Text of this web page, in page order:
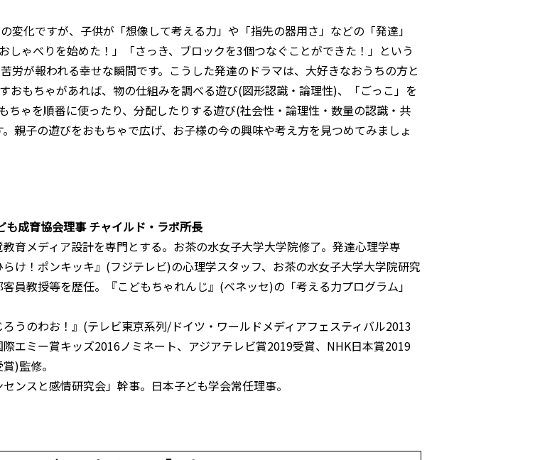
化ですが、子供が「想像して考える力」や「指先の器用さ」などの「発達」
ゃべりを始めた！」「さっき、ブロックを3個つなぐことができた！」という
労が報われる幸せな瞬間です。こうした発達のドラマは、大好きなおうちの方と
おもちゃがあれば、物の仕組みを調べる遊び(図形認識・論理性)、「ごっこ」を
ゃを順番に使ったり、分配したりする遊び(社会性・論理性・数量の認識・共
親子の遊びをおもちゃで広げ、お子様の今の興味や考え方を見つめてみましょ
も成育協会理事 チャイルド・ラボ所長
育メディア設計を専門とする。お茶の水女子大学大学院修了。発達心理学専
け！ポンキッキ』(フジテレビ)の心理学スタッフ、お茶の水女子大学大学院研究
員教授等を歴任。『こどもちゃれんじ』(ベネッセ)の「考える力プログラム」
うのわお！』(テレビ東京系列/ドイツ・ワールドメディアフェスティバル2013
エミー賞キッズ2016ノミネート、アジアテレビ賞2019受賞、NHK日本賞2019
)監修。
ンスと感情研究会」幹事。日本子ども学会常任理事。